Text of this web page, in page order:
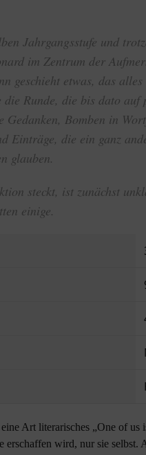
Jahrgangsstufe und
im Zentrum der
geschieht etwas, das
die Runde, die bis dato
Gedanken, Bomben in
Einträge, die ein ganz
glauben.
steckt, ist zunächst
einige.
Art literarisches „One of
erschaffen wird, nur sie